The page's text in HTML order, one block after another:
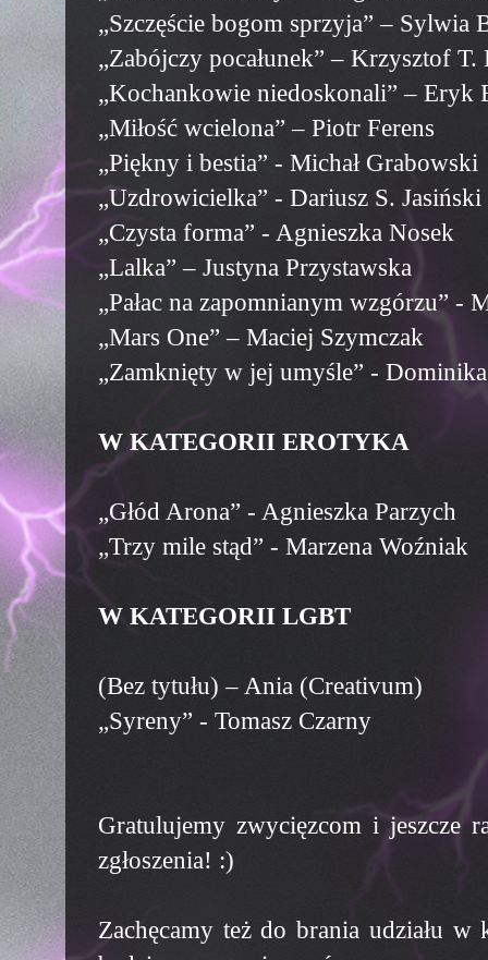
„Szczęście bogom sprzyja” – Sylwia
„Zabójczy pocałunek” – Krzysztof
„Kochankowie niedoskonali” – Eryk
„Miłość wcielona” – Piotr Ferens
„Piękny i bestia” - Michał Grabowski
„Uzdrowicielka” - Dariusz S. Jasiński
„Czysta forma” - Agnieszka Nosek
„Lalka” – Justyna Przystawska
„Pałac na zapomnianym wzgórzu” -
„Mars One” – Maciej Szymczak
„Zamknięty w jej umyśle” -
W KATEGORII EROTYKA
„Głód Arona” - Agnieszka Parzych
„Trzy mile stąd” - Marzena Woźniak
W KATEGORII LGBT
(Bez tytułu) – Ania (Creativum)
„Syreny” - Tomasz Czarny
Gratulujemy zwycięzcom i jeszcze
zgłoszenia! :)
Zachęcamy też do brania udziału